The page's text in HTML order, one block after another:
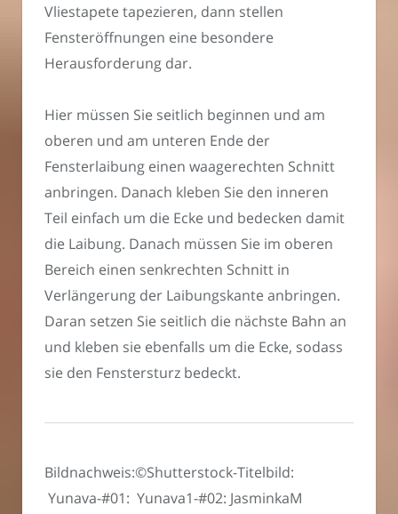
Vliestapete tapezieren, dann stellen
Fensteröffnungen eine besondere
Herausforderung dar.
Hier müssen Sie seitlich beginnen und am
oberen und am unteren Ende der
Fensterlaibung einen waagerechten Schnitt
anbringen. Danach kleben Sie den inneren
Teil einfach um die Ecke und bedecken damit
die Laibung. Danach müssen Sie im oberen
Bereich einen senkrechten Schnitt in
Verlängerung der Laibungskante anbringen.
Daran setzen Sie seitlich die nächste Bahn an
und kleben sie ebenfalls um die Ecke, sodass
sie den Fenstersturz bedeckt.
Bildnachweis:©Shutterstock-Titelbild:
Yunava-#01: Yunava1-#02: JasminkaM